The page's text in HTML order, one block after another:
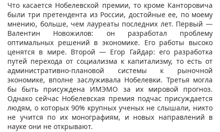
Что касается Нобелевской премии, то кроме Канторовича
были три претендента из России, достойные ее, по моему
мнению, больше, чем лауреаты последних лет. Первый —
Валентин Новожилов: он разработал проблему
оптимальных решений в экономике. Его работы высоко
ценятся в мире. Второй — Егор Гайдар: его разработка
путей перехода от социализма к капитализму, то есть от
административно-плановой системы к рыночной
экономике, вполне заслуживала Нобелевки. Третья могла
бы быть присуждена ИМЭМО за их мировой прогноз.
Однако сейчас Нобелевская премия подчас присуждается
людям, о которых 90% крупных ученых не слышали, никто
не учится по их монографиям, и новых направлений в
науке они не открывают.